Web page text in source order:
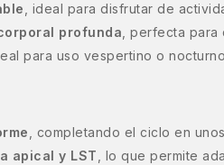
, ideal para disfrutar de
profunda , perfecta
para uso vespertino o
, completando el ciclo en unos
apical y LST , lo que permite